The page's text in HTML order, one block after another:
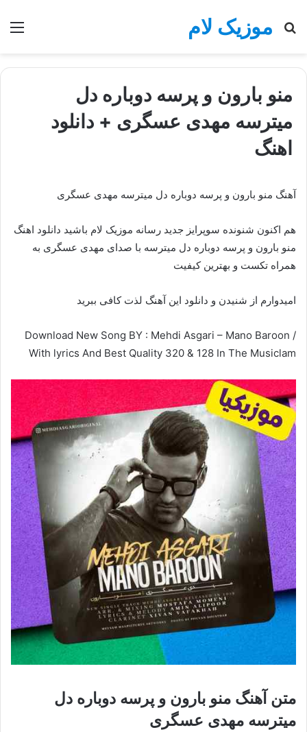
موزیک لام
جستجو
منو بارون و پرسه دوباره دل
میترسه مهدی عسگری + دانلود
اهنگ
آهنگ منو بارون و پرسه دوباره دل میترسه مهدی عسگری
هم اکنون شنونده سوپرایز جدید رسانه موزیک لام باشید دانلود اهنگ
منو بارون و پرسه دوباره دل میترسه با صدای مهدی عسگری به
همراه تکست و بهترین کیفیت
امیدوارم از شنیدن و دانلود این آهنگ لذت کافی ببرید
Download New Song BY : Mehdi Asgari – Mano Baroon /
With lyrics And Best Quality 320 & 128 In The Musiclam
متن آهنگ منو بارون و پرسه دوباره دل
میترسه مهدی عسگری